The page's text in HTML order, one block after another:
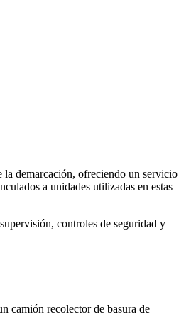
la demarcación, ofreciendo un servicio
a unidades utilizadas en estas
controles de seguridad y
camión recolector de basura de